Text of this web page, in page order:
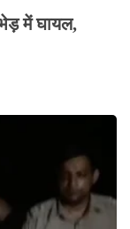
में घायल,